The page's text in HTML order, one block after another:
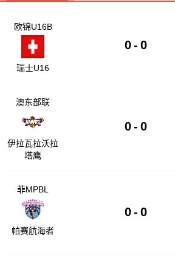
欧锦U16B
瑞士U16
0 - 0
澳东部联
伊拉瓦拉沃拉
塔鹰
0 - 0
菲MPBL
帕赛航海者
0 - 0